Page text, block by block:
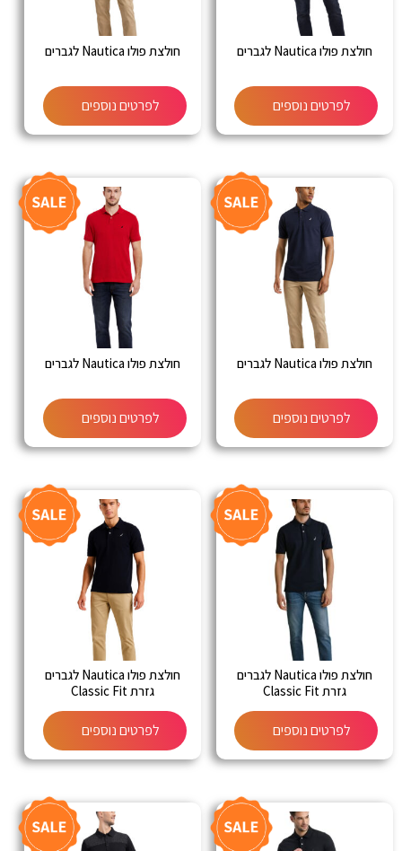
חולצת פולו Nautica לגברים
לפרטים נוספים
חולצת פולו Nautica לגברים
לפרטים נוספים
חולצת פולו Nautica לגברים
לפרטים נוספים
חולצת פולו Nautica לגברים
לפרטים נוספים
חולצת פולו Nautica לגברים
גזרת Classic Fit
לפרטים נוספים
חולצת פולו Nautica לגברים
גזרת Classic Fit
לפרטים נוספים